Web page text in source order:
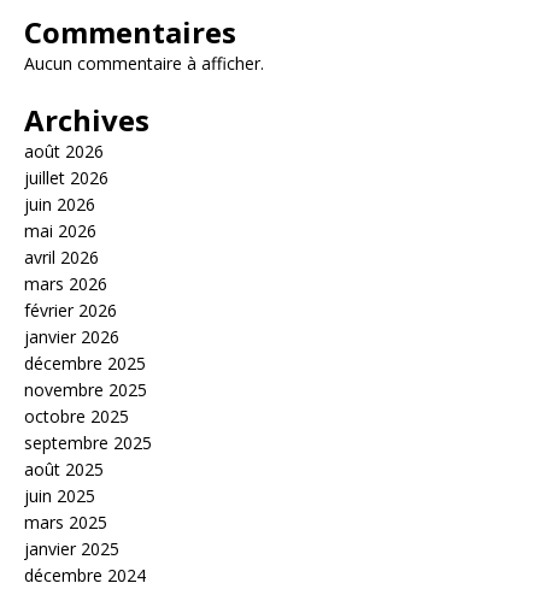
Commentaires
Aucun commentaire à afficher.
Archives
août 2026
juillet 2026
juin 2026
mai 2026
avril 2026
mars 2026
février 2026
janvier 2026
décembre 2025
novembre 2025
octobre 2025
septembre 2025
août 2025
juin 2025
mars 2025
janvier 2025
décembre 2024